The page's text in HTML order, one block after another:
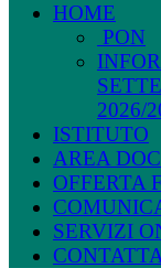
HOME
PON
2026/
ISTITUTO
AREA
OFFERTA
SERVIZI